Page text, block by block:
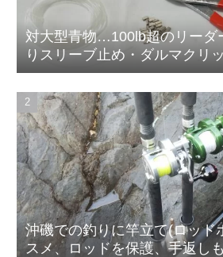
対大型青物…100lb超のリーダ
りスリーブ止め・ダルマクリ
沖磯での釣りに竿立て(ロッド
スメ、ロッドを保護、手返し